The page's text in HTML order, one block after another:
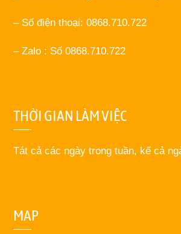
– Số điện thoại: 0868.710.722
– Zalo : Số 0868.710.722
THỜI GIAN LÀM VIỆC
Tát cả các ngày trong tuần, kể cả
MAP